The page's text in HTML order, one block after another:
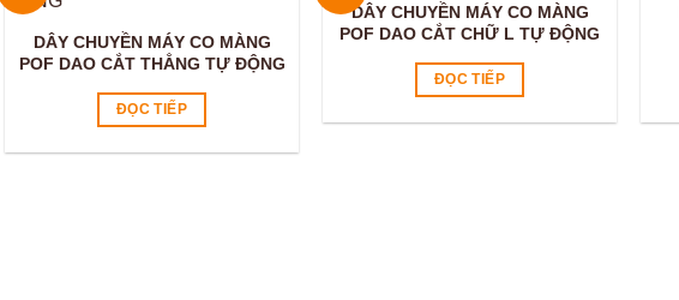
DÂY CHUYỀN MÁY CO MÀNG
POF DAO CẮT THẲNG TỰ ĐỘNG
ĐỌC TIẾP
DÂY CHUYỀN MÁY CO MÀNG
POF DAO CẮT CHỮ L TỰ ĐỘNG
ĐỌC TIẾP